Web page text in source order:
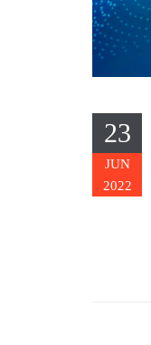
23
JUN
2022